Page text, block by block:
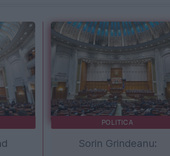
POLITICA
Sorin Grindeanu: